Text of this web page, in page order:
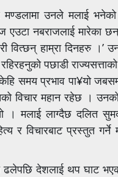
मण्डलामा उनले मलाई
नबराजलाई मारेका छन्
वित्छन् हाम्रा दिनहरु ।’
पछाडी
केहि समय प्रभाव पा¥यो
विचार महान रहेछ ।
। मलाई लाग्दैछ दलित
र विचारबाट प्रस्तुत
ढलेपछि देशलाई थप घाट